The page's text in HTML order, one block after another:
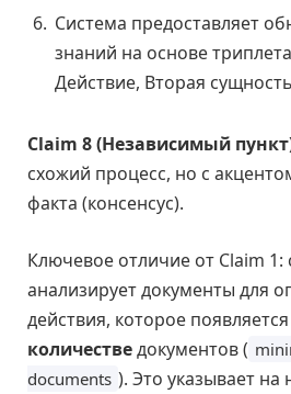
Система предоставляет
знаний на основе
Действие, Вторая
Claim 8 (Независимый
схожий процесс, но с
факта (консенсус).
Ключевое отличие от Claim 1:
анализирует документы для
действия, которое
количестведокументов (
documents ). Это указывает